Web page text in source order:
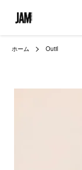
ホーム Outil